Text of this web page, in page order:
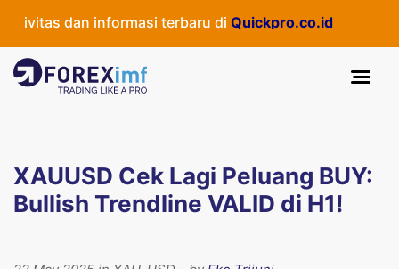
dan informasi terbaru di Quickpro.co.id
XAUUSD Cek Lagi Peluang BUY:
Bullish Trendline VALID di H1!